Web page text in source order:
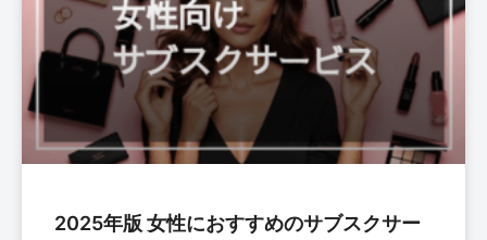
2025年版 女性におすすめのサブスクサー